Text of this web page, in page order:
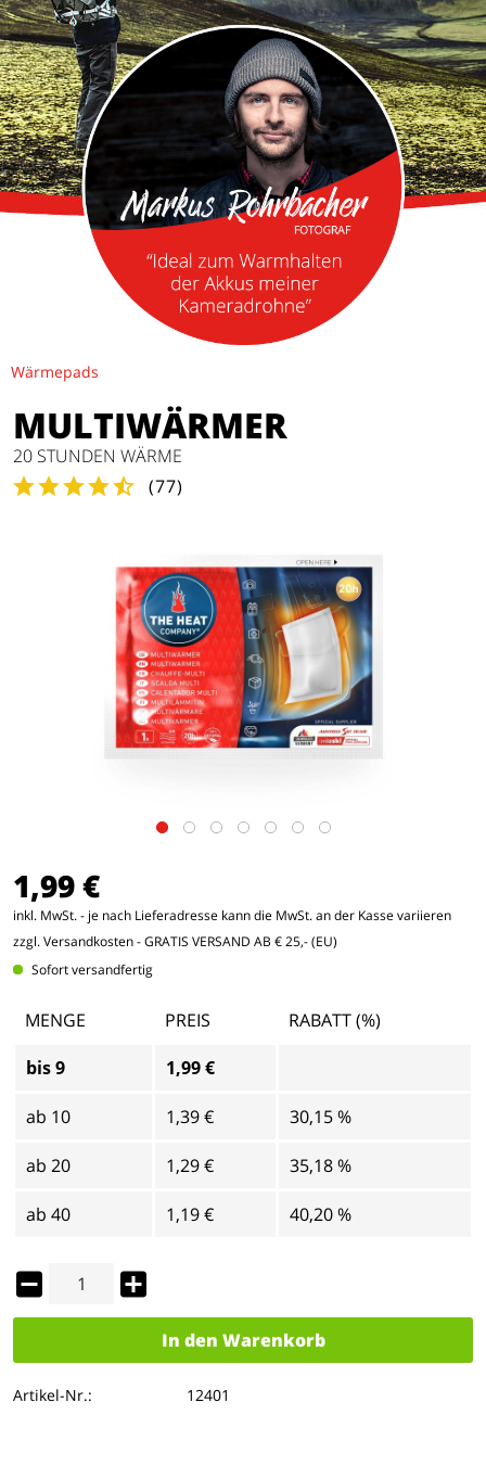
Wärmepads
MULTIWÄRMER
20 STUNDEN WÄRME
(77)
1,99 €
inkl. MwSt. - je nach Lieferadresse kann die MwSt. an der Kasse variieren
zzgl. Versandkosten- GRATIS VERSAND AB € 25,- (EU)
Sofort versandfertig
MENGE PREIS
RABATT (%)
bis9 1,99 €
ab 10 1,39 € 30,15 %
ab 20 1,29 € 35,18 %
ab 40 1,19 € 40,20 %
In den Warenkorb
Artikel-Nr.: 12401